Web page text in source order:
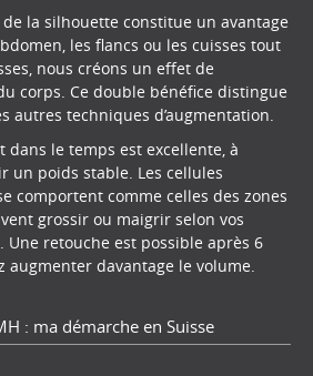
de la silhouette constitue un avantage
les flancs ou les cuisses tout
nous créons un effet de
corps. Ce double bénéfice distingue
autres techniques d’augmentation.
le temps est excellente, à
un poids stable. Les cellules
comportent comme celles des zones
grossir ou maigrir selon vos
Une retouche est possible après 6
augmenter davantage le volume.
: ma démarche en Suisse